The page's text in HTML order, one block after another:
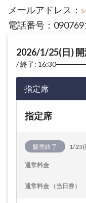
メールアドレス：
電話番号：
2026/1/25(日) 開
終了: 16:30
指定席
指定席
販売終了 1/25(
通常料金
通常料金 （当日券）